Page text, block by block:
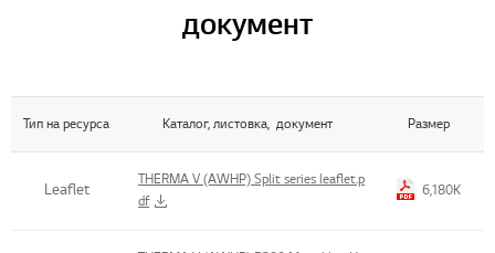
документ
Тип на ресурса Каталог, листовка, документ Размер
Leaflet
THERMA V (AWHP) Split series leaflet.p
df
6,180K